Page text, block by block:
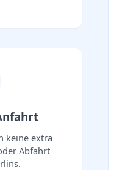
keine extra
Abfahrt